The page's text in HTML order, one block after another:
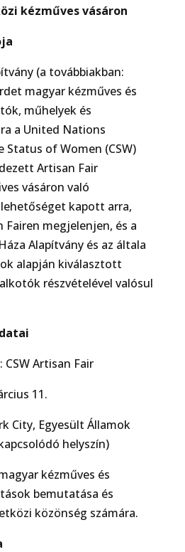
kézműves vásáron
(a továbbiakban:
magyar kézműves és
műhelyek és
a United Nations
Status of Women (CSW)
Artisan Fair
vásáron való
kapott arra,
Fairen megjelenjen, és a
Alapítvány és az általa
alapján kiválasztott
részvételével valósul
CSW Artisan Fair
11.
City, Egyesült Államok
helyszín)
kézműves és
bemutatása és
közönség számára.